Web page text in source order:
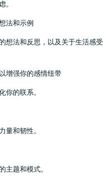
。
法和示例
想法和反思，以及关于生活感受
增强你的感情纽带
你的联系。
量和韧性。
主题和模式。